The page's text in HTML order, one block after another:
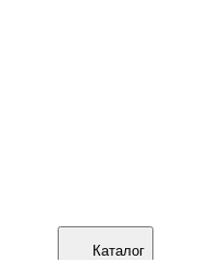
Каталог